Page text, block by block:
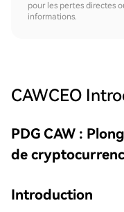
pour les pertes directes
informations.
CAWCEO
PDG CAW :
de
Introduction